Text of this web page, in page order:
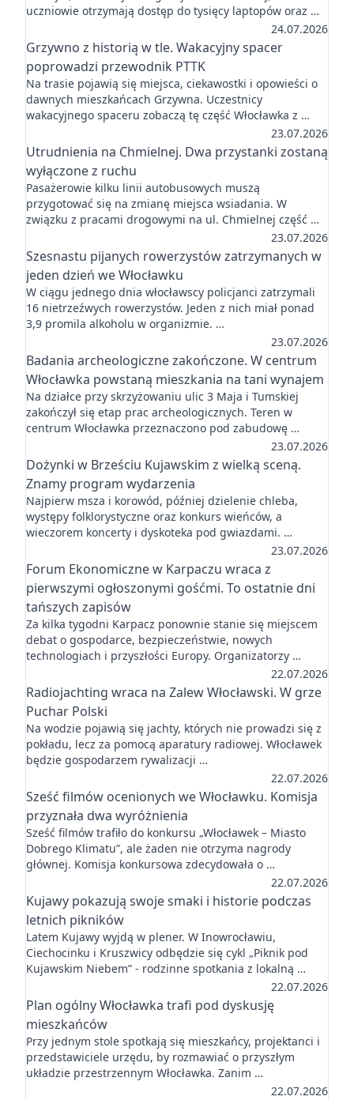
uczniowie otrzymają dostęp do tysięcy laptopów oraz …
24.07.2026
Grzywno z historią w tle. Wakacyjny spacer
poprowadzi przewodnik PTTK
Na trasie pojawią się miejsca, ciekawostki i opowieści o
dawnych mieszkańcach Grzywna. Uczestnicy
wakacyjnego spaceru zobaczą tę część Włocławka z …
23.07.2026
Utrudnienia na Chmielnej. Dwa przystanki zostaną
wyłączone z ruchu
Pasażerowie kilku linii autobusowych muszą
przygotować się na zmianę miejsca wsiadania. W
związku z pracami drogowymi na ul. Chmielnej część …
23.07.2026
Szesnastu pijanych rowerzystów zatrzymanych w
jeden dzień we Włocławku
W ciągu jednego dnia włocławscy policjanci zatrzymali
16 nietrzeźwych rowerzystów. Jeden z nich miał ponad
3,9 promila alkoholu w organizmie. …
23.07.2026
Badania archeologiczne zakończone. W centrum
Włocławka powstaną mieszkania na tani wynajem
Na działce przy skrzyżowaniu ulic 3 Maja i Tumskiej
zakończył się etap prac archeologicznych. Teren w
centrum Włocławka przeznaczono pod zabudowę …
23.07.2026
Dożynki w Brześciu Kujawskim z wielką sceną.
Znamy program wydarzenia
Najpierw msza i korowód, później dzielenie chleba,
występy folklorystyczne oraz konkurs wieńców, a
wieczorem koncerty i dyskoteka pod gwiazdami. …
23.07.2026
Forum Ekonomiczne w Karpaczu wraca z
pierwszymi ogłoszonymi gośćmi. To ostatnie dni
tańszych zapisów
Za kilka tygodni Karpacz ponownie stanie się miejscem
debat o gospodarce, bezpieczeństwie, nowych
technologiach i przyszłości Europy. Organizatorzy …
22.07.2026
Radiojachting wraca na Zalew Włocławski. W grze
Puchar Polski
Na wodzie pojawią się jachty, których nie prowadzi się z
pokładu, lecz za pomocą aparatury radiowej. Włocławek
będzie gospodarzem rywalizacji …
22.07.2026
Sześć filmów ocenionych we Włocławku. Komisja
przyznała dwa wyróżnienia
Sześć filmów trafiło do konkursu „Włocławek – Miasto
Dobrego Klimatu”, ale żaden nie otrzyma nagrody
głównej. Komisja konkursowa zdecydowała o …
22.07.2026
Kujawy pokazują swoje smaki i historie podczas
letnich pikników
Latem Kujawy wyjdą w plener. W Inowrocławiu,
Ciechocinku i Kruszwicy odbędzie się cykl „Piknik pod
Kujawskim Niebem” - rodzinne spotkania z lokalną …
22.07.2026
Plan ogólny Włocławka trafi pod dyskusję
mieszkańców
Przy jednym stole spotkają się mieszkańcy, projektanci i
przedstawiciele urzędu, by rozmawiać o przyszłym
układzie przestrzennym Włocławka. Zanim …
22.07.2026